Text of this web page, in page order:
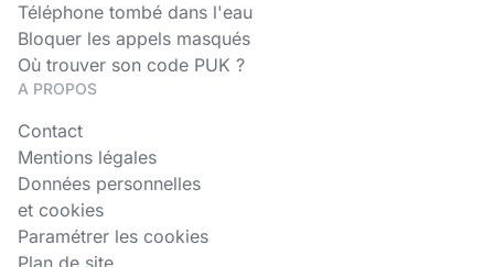
Téléphone tombé dans l'eau
Bloquer les appels masqués
Où trouver son code PUK ?
A PROPOS
Contact
Mentions légales
Données personnelles
et cookies
Paramétrer les cookies
Plan de site